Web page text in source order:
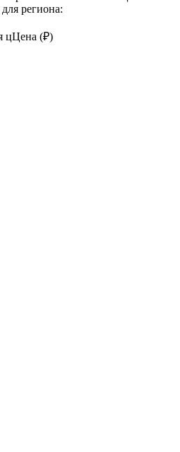
региона:
цЦена (₽)